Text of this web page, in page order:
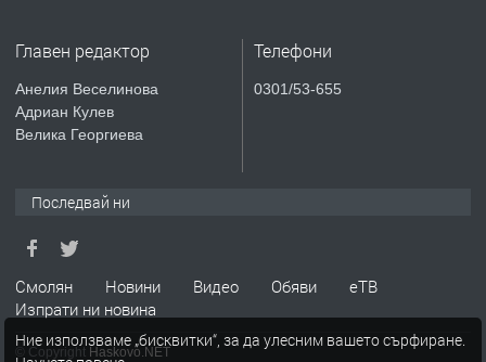
ПРЕДЛАГА
Главен редактор
Анелия Веселинова
Адриан Кулев
Велика Георгиева
Телефони
0301/53-655
Последвай ни
Смолян Новини Видео Обяви
еТВ
Изпрати ни новина
© Copyright Haskovo.NET
Ние използваме „бисквитки“, за да улесним вашето сърфиране.